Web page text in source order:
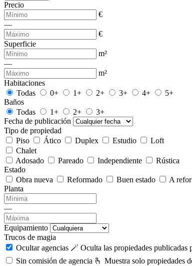
Precio
€
—
€
Superficie
m²
—
m²
Habitaciones
Todas
0+ 1+ 2+ 3+ 4+
5+
Baños
Todas
1+ 2+
3+
Fecha de publicación
Tipo de propiedad
Piso
Ático Duplex Estudio
Loft
Chalet
Adosado
Pareado Independiente
Rústica
Estado
Obra nueva
Reformado Buen estado
A
Planta
—
Equipamiento
Trucos de magia
Ocultar agencias 🪄 Oculta las propiedades publicadas
Sin comisión de agencia 🫰 Muestra solo propiedades